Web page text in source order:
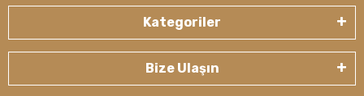
Kategoriler
Bize Ulaşın